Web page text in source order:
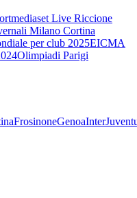
Live Riccione
Milano Cortina
per club 2025EICMA
Olimpiadi Parigi
FrosinoneGenoaInter